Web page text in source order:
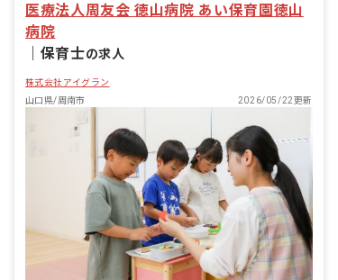
医療法人周友会 徳山病院 あい保育園徳山
病院
保育士の求人
株式会社アイグラン
山口県/周南市
2026/05/22更新